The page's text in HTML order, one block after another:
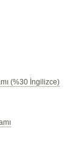
(%30 İngilizce)